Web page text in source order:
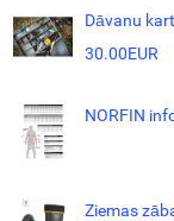
Dāvanu
30.00EUR
NORFIN
Ziemas